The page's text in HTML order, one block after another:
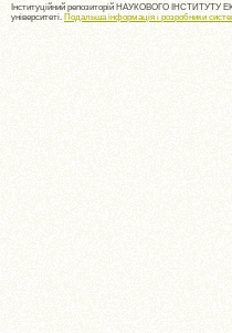
Інституційний репозиторій НАУКОВОГО ІНСТИТУТУ
університеті. Подальша інформація і розробники